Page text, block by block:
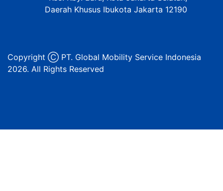
Daerah Khusus Ibukota Jakarta 12190
Copyright Ⓒ PT. Global Mobility Service Indonesia
2026. All Rights Reserved